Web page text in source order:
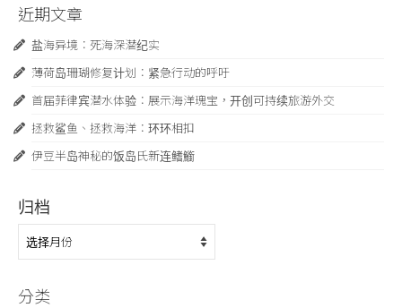
近期文章
盐海异境：死海深潜纪实
薄荷岛珊瑚修复计划：紧急行动的呼吁
首届菲律宾潜水体验：展示海洋瑰宝，开创可持续旅游外交
拯救鲨鱼、拯救海洋：环环相扣
伊豆半岛神秘的饭岛氏新连鳍䲗
归档
归
档
分类